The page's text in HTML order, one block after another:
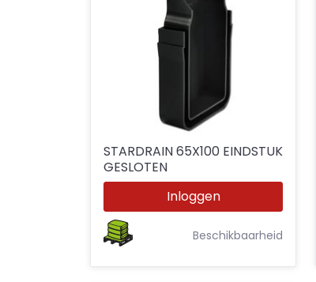
STARDRAIN 65X100 EINDSTUK
GESLOTEN
Inloggen
Beschikbaarheid